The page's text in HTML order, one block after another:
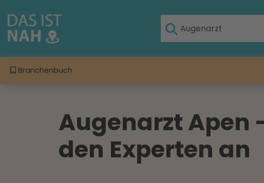
Branchenbuch
Augenarzt Apen
den Experten an